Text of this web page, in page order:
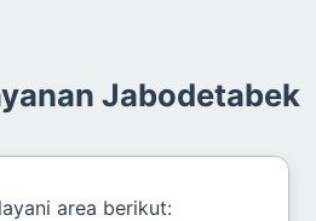
Jabodetabek
area berikut: